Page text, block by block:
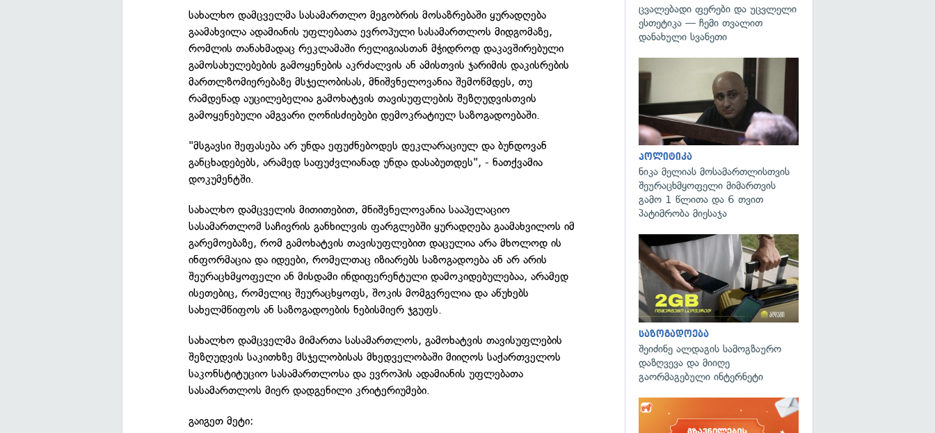
სახალხო დამცველმა სასამართლო მეგობრის მოსაზრებაში ყურადღება
გაამახვილა ადამიანის უფლებათა ევროპული სასამართლოს მიდგომაზე,
რომლის თანახმადაც რეკლამაში რელიგიასთან მჭიდროდ დაკავშირებული
გამოსახულებების გამოყენების აკრძალვის ან ამისთვის ჯარიმის დაკისრების
მართლზომიერებაზე მსჯელობისას, მნიშვნელოვანია შემოწმდეს, თუ
რამდენად აუცილებელია გამოხატვის თავისუფლების შეზღუდვისთვის
გამოყენებული ამგვარი ღონისძიებები დემოკრატიულ საზოგადოებაში.
"მსგავსი შეფასება არ უნდა ეფუძნებოდეს დეკლარაციულ და ბუნდოვან
განცხადებებს, არამედ საფუძვლიანად უნდა დასაბუთდეს", - ნათქვამია
დოკუმენტში.
სახალხო დამცველის მითითებით, მნიშვნელოვანია სააპელაციო
სასამართლომ საჩივრის განხილვის ფარგლებში ყურადღება გაამახვილოს იმ
გარემოებაზე, რომ გამოხატვის თავისუფლებით დაცულია არა მხოლოდ ის
ინფორმაცია და იდეები, რომელთაც იზიარებს საზოგადოება ან არ არის
შეურაცხმყოფელი ან მისდამი ინდიფერენტული დამოკიდებულებაა, არამედ
ისეთებიც, რომელიც შეურაცხყოფს, შოკის მომგვრელია და აწუხებს
სახელმწიფოს ან საზოგადოების ნებისმიერ ჯგუფს.
სახალხო დამცველმა მიმართა სასამართლოს, გამოხატვის თავისუფლების
შეზღუდვის საკითხზე მსჯელობისას მხედველობაში მიიღოს საქართველოს
საკონსტიტუციო სასამართლოსა და ევროპის ადამიანის უფლებათა
სასამართლოს მიერ დადგენილი კრიტერიუმები.
გაიგეთ მეტი:
ცვალებადი ფერები და უცვლელი
ესთეტიკა — ჩემი თვალით
დანახული სვანეთი
პოლიტიკა
ნიკა მელიას მოსამართლისთვის
შეურაცხმყოფელი მიმართვის
გამო 1 წლითა და 6 თვით
პატიმრობა მიესაჯა
საზოგადოება
შეიძინე ალდაგის სამოგზაურო
დაზღვევა და მიიღე
გაორმაგებული ინტერნეტი